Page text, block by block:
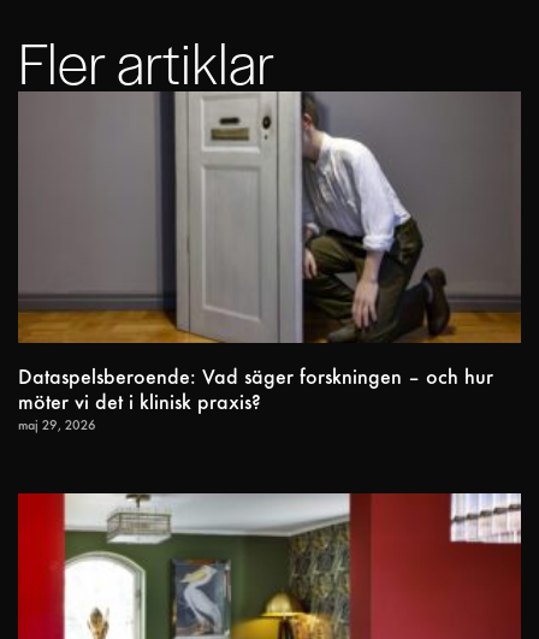
Fler artiklar
Dataspelsberoende: Vad säger forskningen – och hur
möter vi det i klinisk praxis?
maj 29, 2026